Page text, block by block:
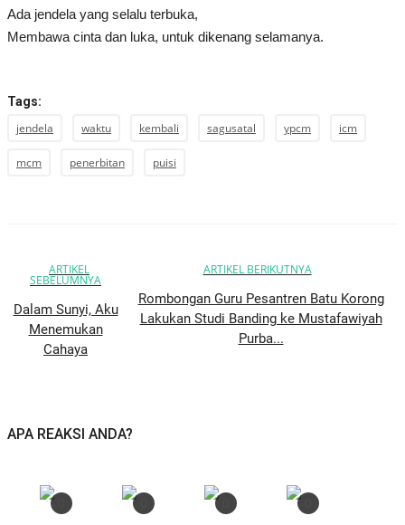
Ada jendela yang selalu terbuka,
Membawa cinta dan luka, untuk dikenang selamanya.
Tags:
jendela waktu kembali sagusatal ypcm icm
mcm penerbitan puisi
ARTIKEL
SEBELUMNYA
Dalam Sunyi, Aku
Menemukan
Cahaya
ARTIKEL BERIKUTNYA
Rombongan Guru Pesantren Batu Korong
Lakukan Studi Banding ke Mustafawiyah
Purba...
APA REAKSI ANDA?